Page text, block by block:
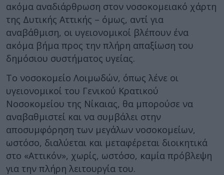
ακόμα αναδιάρθρωση στον νοσοκομειακό χάρτη
της Δυτικής Αττικής – όμως, αντί για
αναβάθμιση, οι υγειονομικοί βλέπουν ένα
ακόμα βήμα προς την πλήρη απαξίωση του
δημόσιου συστήματος υγείας.
Το νοσοκομείο Λοιμωδών, όπως λένε οι
υγειονομικοί του Γενικού Κρατικού
Νοσοκομείου της Νίκαιας, θα μπορούσε να
αναβαθμιστεί και να συμβάλει στην
αποσυμφόρηση των μεγάλων νοσοκομείων,
ωστόσο, διαλύεται και μεταφέρεται διοικητικά
στο «Αττικόν», χωρίς, ωστόσο, καμία πρόβλεψη
για την πλήρη λειτουργία του.